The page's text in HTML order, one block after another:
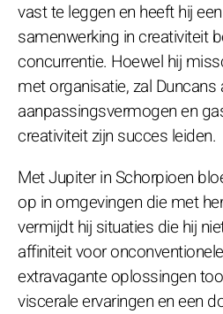
vast te leggen en heeft hij
samenwerking in creativiteit
concurrentie. Hoewel hij
met organisatie, zal Duncans
aanpassingsvermogen en
creativiteit zijn succes leiden.
Met Jupiter in Schorpioen
op in omgevingen die met
vermijdt hij situaties die hij
affiniteit voor
extravagante oplossingen
viscerale ervaringen en een